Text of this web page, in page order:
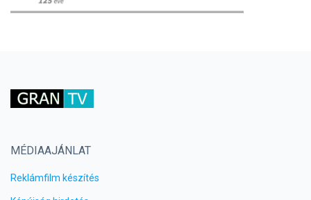
MÉDIAAJÁNLAT
Reklámfilm készítés